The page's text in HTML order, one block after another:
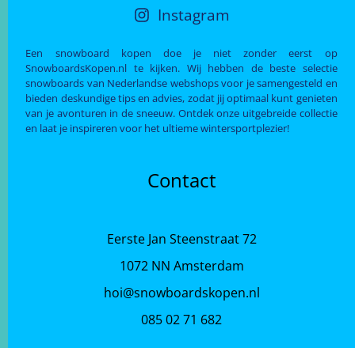
Instagram
Een snowboard kopen doe je niet zonder eerst op
SnowboardsKopen.nl te kijken. Wij hebben de beste selectie
snowboards van Nederlandse webshops voor je samengesteld en
bieden deskundige tips en advies, zodat jij optimaal kunt genieten
van je avonturen in de sneeuw. Ontdek onze uitgebreide collectie
en laat je inspireren voor het ultieme wintersportplezier!
Contact
Eerste Jan Steenstraat 72
1072 NN Amsterdam
hoi@snowboardskopen.nl
085 02 71 682